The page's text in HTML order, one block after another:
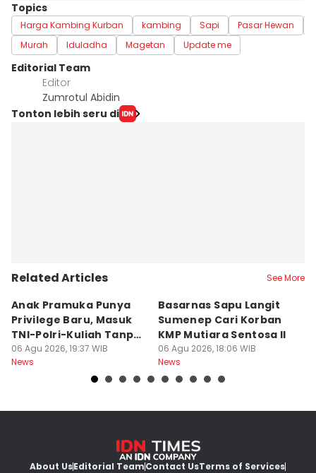
Topics
Harga Kambing Kurban kambing Sapi Pasar Hewan
Murah
Iduladha Magetan Update me
Editorial Team
Editor
Zumrotul Abidin
Tonton lebih seru di
Related Articles See More
Anak Pramuka Punya
Privilege Baru, Masuk
TNI-Polri-Kuliah Tanpa
Tes
06 Agu 2026, 19:37 WIB
News
Basarnas Sapu Langit
Sumenep Cari Korban
KMP Mutiara Sentosa II
06 Agu 2026, 18:06 WIB
News
About UsEditorial TeamContact UsTerms of Services